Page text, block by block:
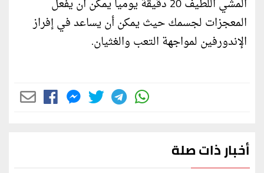
المشي اللطيف 20 دقيقة يومياً يمكن أن يفعل
المعجزات لجسمك حيث يمكن أن يساعد في إفراز
الإندورفين لمواجهة التعب والغثيان.
أخبار ذات صلة